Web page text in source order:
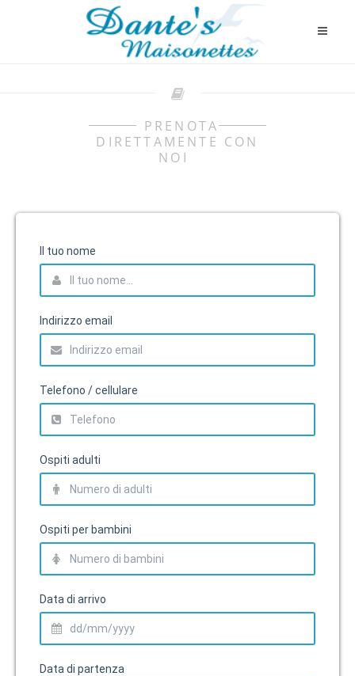
PRENOTA
DIRETTAMENTE CON
NOI
Il tuo nome
Indirizzo email
Telefono / cellulare
Ospiti adulti
Ospiti per bambini
Data di arrivo
Data di partenza